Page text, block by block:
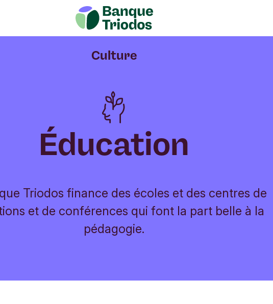
Éducation
Culture
Triodos finance des écoles et des centres de
et de conférences qui font la part belle à la
pédagogie.